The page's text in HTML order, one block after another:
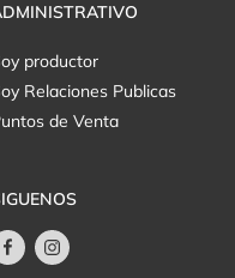
productor
Relaciones Publicas
de Venta